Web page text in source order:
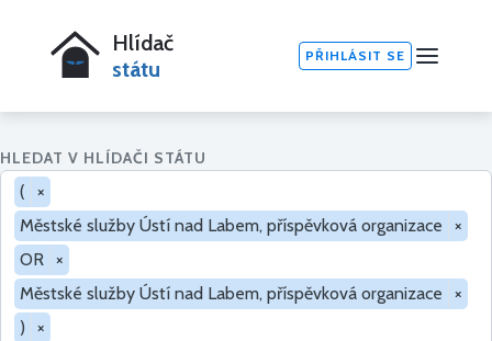
Hlídač
státu
PŘIHLÁSIT SE
HLEDAT V HLÍDAČI STÁTU
(
×
Městské služby Ústí nad Labem, příspěvková organizace
×
OR ×
Městské služby Ústí nad Labem, příspěvková organizace
×
)
×